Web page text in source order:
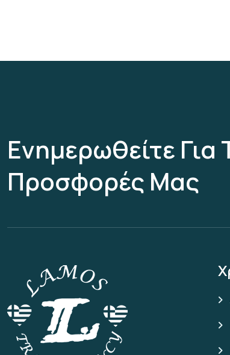
Ενημερωθείτε Για
Προσφορές Μας